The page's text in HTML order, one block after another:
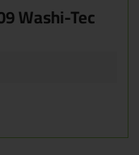
Washi-Tec